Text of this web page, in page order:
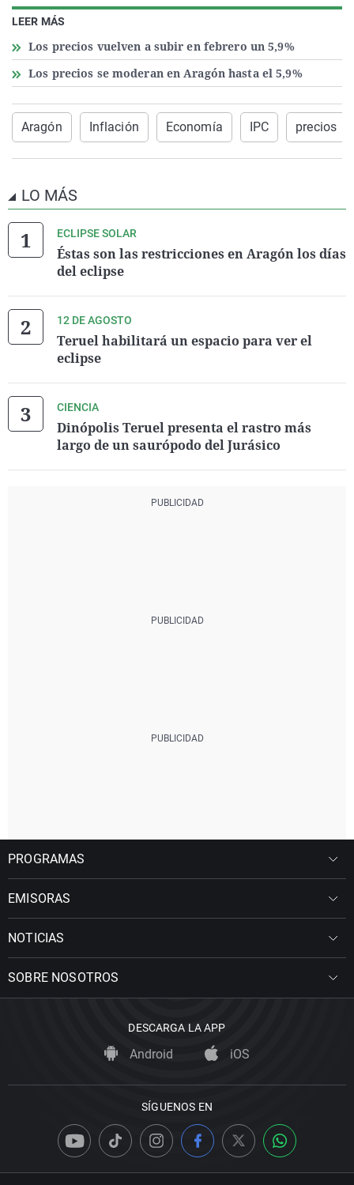
LEER MÁS
Los precios vuelven a subir en febrero un 5,9%
Los precios se moderan en Aragón hasta el 5,9%
Aragón Inflación Economía IPC precios
LO MÁS
ECLIPSE SOLAR
Éstas son las restricciones en Aragón los días
del eclipse
12 DE AGOSTO
Teruel habilitará un espacio para ver el
eclipse
CIENCIA
Dinópolis Teruel presenta el rastro más
largo de un saurópodo del Jurásico
PROGRAMAS
EMISORAS
NOTICIAS
SOBRE NOSOTROS
DESCARGA LA APP
Android iOS
SÍGUENOS EN